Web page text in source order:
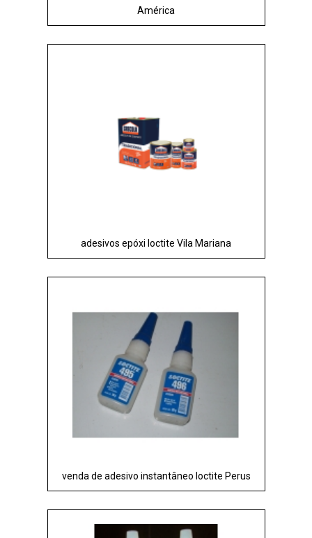
América
adesivos epóxi loctite Vila Mariana
venda de adesivo instantâneo loctite Perus